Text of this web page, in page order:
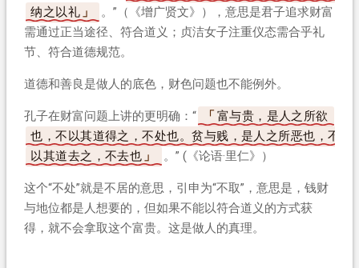
纳之以礼
。”（《增广贤文》），意思是君子追求财富
需通过正当途径、符合道义；贞洁女子注重仪态需合乎礼
节、符合道德规范。
道德和善良是做人的底色，财色问题也不能例外。
孔子在财富问题上讲的更明确：“
富与贵，是人之所欲
也，不以其道得之，不处也。贫与贱，是人之所恶也，不
以其道去之，不去也
。” (《论语·里仁》）
这个“不处”就是不居的意思，引申为“不取”，意思是，钱财
与地位都是人想要的，但如果不能以符合道义的方式获
得，就不会拿取这个富贵。这是做人的真理。